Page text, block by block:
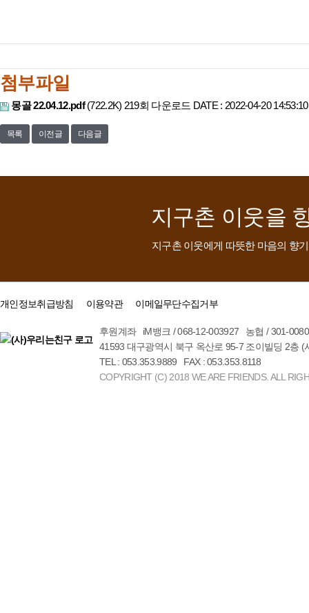
첨부파일
몽골 22.04.12.pdf(722.2K) 219회 다운로드 DATE : 2022-04-20 14:53:10
목록 이전글 다음글
지구촌 이웃을
지구촌 이웃에게 따뜻한 마음의 향
개인정보취급방침 이용약관 이메일무단수집거부
후원계좌 iM뱅크 / 068-12-003927 농협 / 301-
41593 대구광역시 북구 옥산로 95-7 조이빌딩 2층 (
TEL : 053.353.9889 FAX : 053.353.8118
COPYRIGHT (C) 2018 WE ARE FRIENDS. ALL